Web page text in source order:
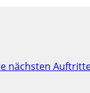
nächsten